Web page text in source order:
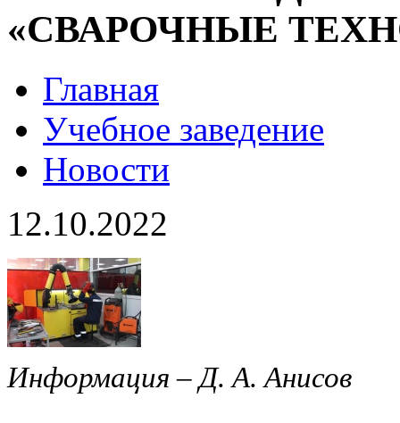
«СВАРОЧНЫЕ
Главная
Учебное заведение
Новости
12.10.2022
Информация – Д. А. Анисов